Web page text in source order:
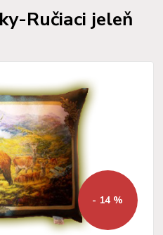
Ručiaci jeleň
- 14 %